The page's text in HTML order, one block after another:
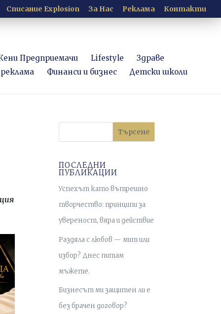
Списание Explosion За Нас Рекламa Контакти
Предприемачи Lifestyle
Здраве
Финанси и бизнес Детски школи
Търсене
ПОСЛЕДНИ
ПУБЛИКАЦИИ
Успехът като вътрешно
творчество: принципи за
увереност, вяра и действие
Раздяла с любов — мит или
избор? Днес питам
мъжете.
Бизнесът ми защитен ли е
без брачен договор?